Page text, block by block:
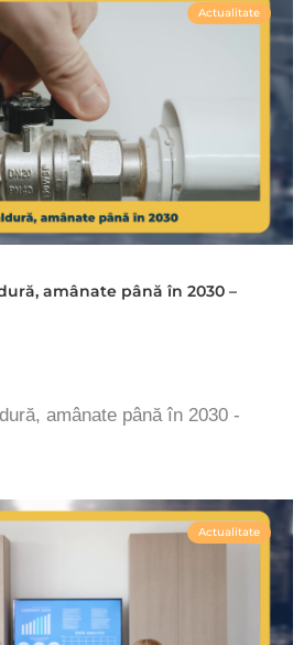
Actualitate
amânate până în 2030 –
amânate până în 2030 -
Actualitate